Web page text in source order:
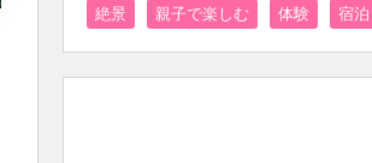
絶景 親子で楽しむ 体験 宿泊